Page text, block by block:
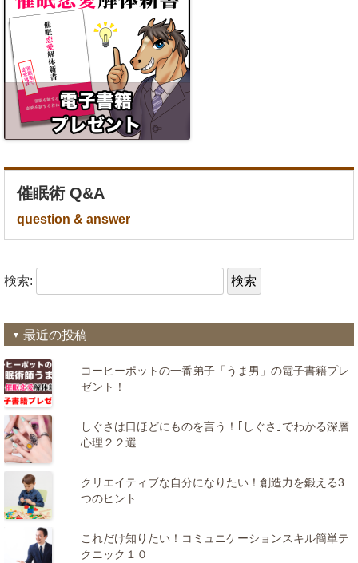
催眠術 Q&A
question & answer
検索:
最近の投稿
コーヒーポットの一番弟子「うま男」の電子書籍プレ
ゼント！
しぐさは口ほどにものを言う！｢しぐさ｣でわかる深層
心理２２選
クリエイティブな自分になりたい！創造力を鍛える3
つのヒント
これだけ知りたい！コミュニケーションスキル簡単テ
クニック１０